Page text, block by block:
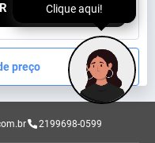
preço
2199698-0599
Clique aqui!